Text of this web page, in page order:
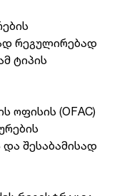
რეგულირებად
ტიპის
ოფისის (OFAC)
შესაბამისად